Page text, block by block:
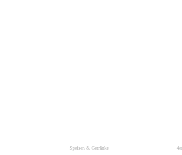
Speisen & Getränke